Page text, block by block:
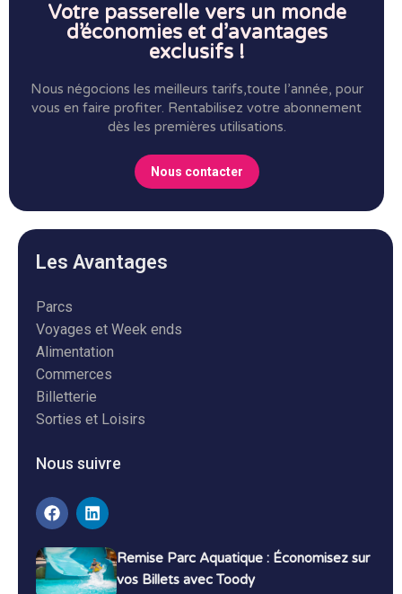
Votre passerelle vers un monde
d’économies et d’avantages
exclusifs !
Nous négocions les meilleurs tarifs,toute l’année, pour
vous en faire profiter. Rentabilisez votre abonnement
dès les premières utilisations.
Nous contacter
Les Avantages
Parcs
Voyages et Week ends
Alimentation
Commerces
Billetterie
Sorties et Loisirs
Nous suivre
Remise Parc Aquatique : Économisez sur
vos Billets avec Toody